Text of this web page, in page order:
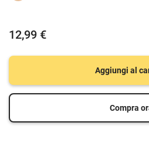
12,99 €
Aggiungi al
Compra